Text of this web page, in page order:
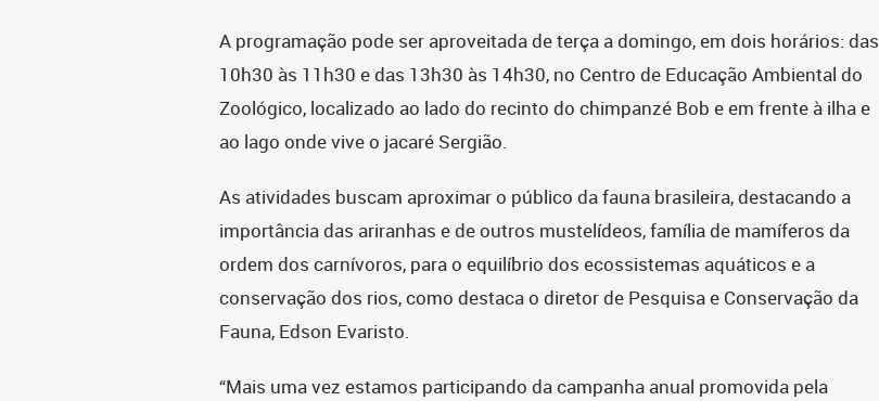
A programação pode ser aproveitada de terça a domingo, em dois horários: das
10h30 às 11h30 e das 13h30 às 14h30, no Centro de Educação Ambiental do
Zoológico, localizado ao lado do recinto do chimpanzé Bob e em frente à ilha e
ao lago onde vive o jacaré Sergião.
As atividades buscam aproximar o público da fauna brasileira, destacando a
importância das ariranhas e de outros mustelídeos, família de mamíferos da
ordem dos carnívoros, para o equilíbrio dos ecossistemas aquáticos e a
conservação dos rios, como destaca o diretor de Pesquisa e Conservação da
Fauna, Edson Evaristo.
“Mais uma vez estamos participando da campanha anual promovida pela